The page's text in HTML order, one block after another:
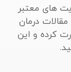
های معتبر
درمان
کرده و این